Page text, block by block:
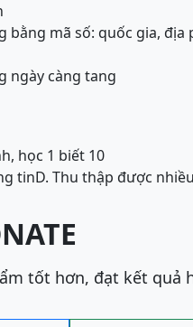
mã số: quốc gia,
ngày càng tang
học 1 biết 10
tinD. Thu thập được
tốt hơn, đạt kết quả